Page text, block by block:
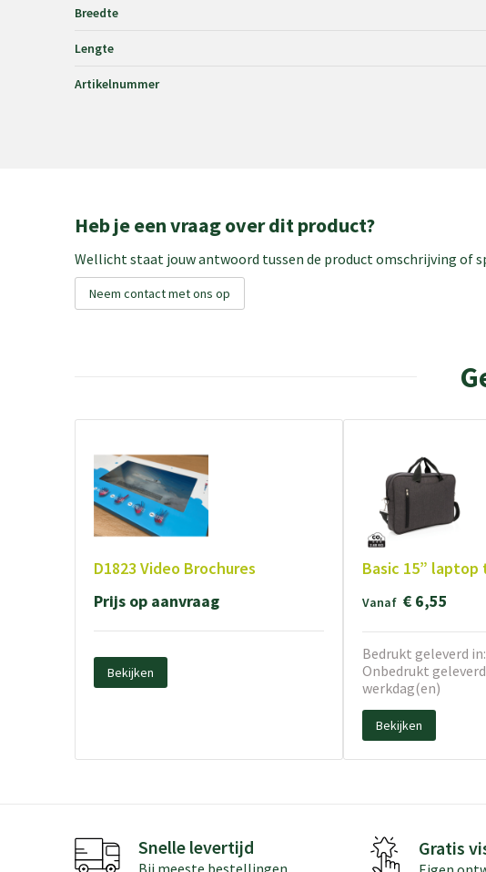
Breedte
Lengte
Artikelnummer
Heb je een vraag over dit product?
Wellicht staat jouw antwoord tussen de product omschrijving of
Neem contact met ons op
D1823 Video Brochures
Prijs op aanvraag
Bekijken
Basic 15” laptop
Vanaf € 6,55
Bedrukt geleverd
Onbedrukt
werkdag(en)
Bekijken
Snelle levertijd
Bij meeste bestellingen
Gratis